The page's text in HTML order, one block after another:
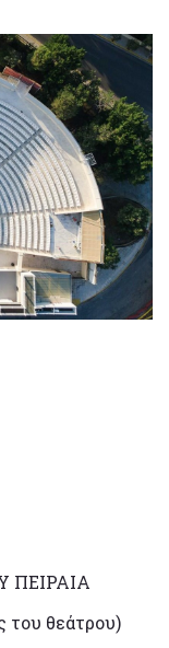
ΠΕΙΡΑΙΑ
θεάτρου)